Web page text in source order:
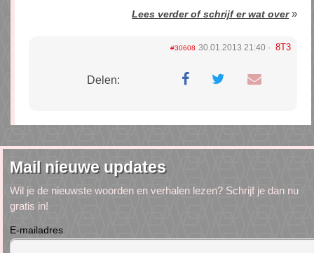
Lees verder of schrijf er wat over»
#30608 30.01.2013 21:40 8T3
Delen:
Mail nieuwe updates
Wil je de nieuwste woorden en verhalen lezen? Schrijf je dan nu
gratis in!
E-mailadres